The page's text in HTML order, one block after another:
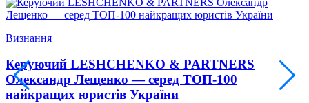
Визнання
Керуючий LESHCHENKO & PARTNERS
Олександр Лещенко — серед ТОП-100
найкращих юристів України